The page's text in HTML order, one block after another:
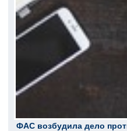
ФАС возбудила дело